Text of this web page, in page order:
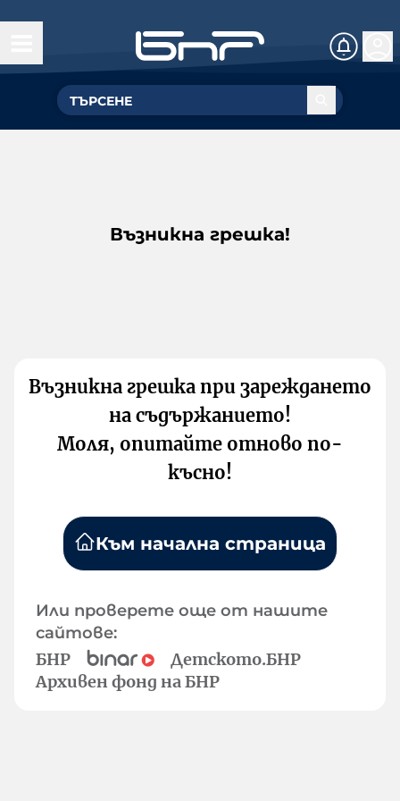
Възникна грешка!
Възникна грешка при зареждането
на съдържанието!
Моля, опитайте отново по-
късно!
Към начална страница
Или проверете още от нашите
сайтове:
БНР
Детското.БНР
Архивен фонд на БНР